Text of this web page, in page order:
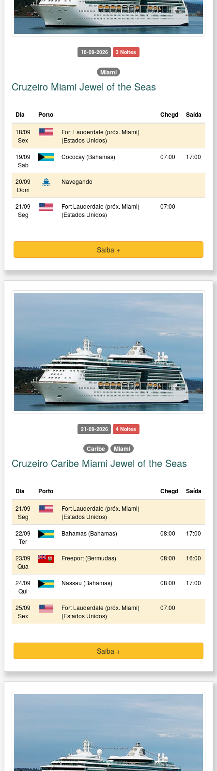
18-09-2026 3 Noites
Miami
Cruzeiro Miami Jewel of the Seas
Dia Porto Chegd Saída
18/09
Sex
Fort Lauderdale (próx. Miami)
(Estados Unidos)
19/09
Sab
Cococay (Bahamas) 07:00 17:00
20/09
Dom
Navegando
21/09
Seg
Fort Lauderdale (próx. Miami)
(Estados Unidos)
07:00
Saiba +
21-09-2026 4 Noites
Caribe Miami
Cruzeiro Caribe Miami Jewel of the Seas
Dia Porto Chegd Saída
21/09
Seg
Fort Lauderdale (próx. Miami)
(Estados Unidos)
22/09
Ter
Bahamas (Bahamas) 08:00 17:00
23/09
Qua
Freeport (Bermudas) 08:00 16:00
24/09
Qui
Nassau (Bahamas) 08:00 17:00
25/09
Sex
Fort Lauderdale (próx. Miami)
(Estados Unidos)
07:00
Saiba +